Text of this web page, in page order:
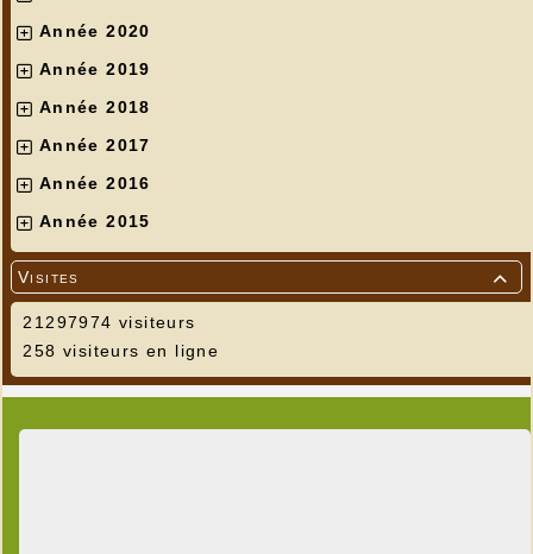
Année 2020
Année 2019
Année 2018
Année 2017
Année 2016
Année 2015

Visites
21297974 visiteurs
258 visiteurs en ligne